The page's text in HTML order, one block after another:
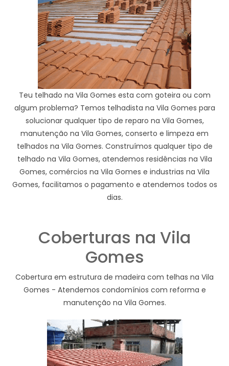
Teu telhado na Vila Gomes esta com goteira ou com
algum problema? Temos telhadista na Vila Gomes para
solucionar qualquer tipo de reparo na Vila Gomes,
manutenção na Vila Gomes, conserto e limpeza em
telhados na Vila Gomes. Construímos qualquer tipo de
telhado na Vila Gomes, atendemos residências na Vila
Gomes, comércios na Vila Gomes e industrias na Vila
Gomes, facilitamos o pagamento e atendemos todos os
dias.
Coberturas na Vila
Gomes
Cobertura em estrutura de madeira com telhas na Vila
Gomes - Atendemos condomínios com reforma e
manutenção na Vila Gomes.